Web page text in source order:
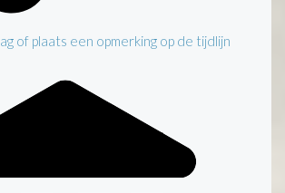
of plaats een opmerking op de tijdlijn